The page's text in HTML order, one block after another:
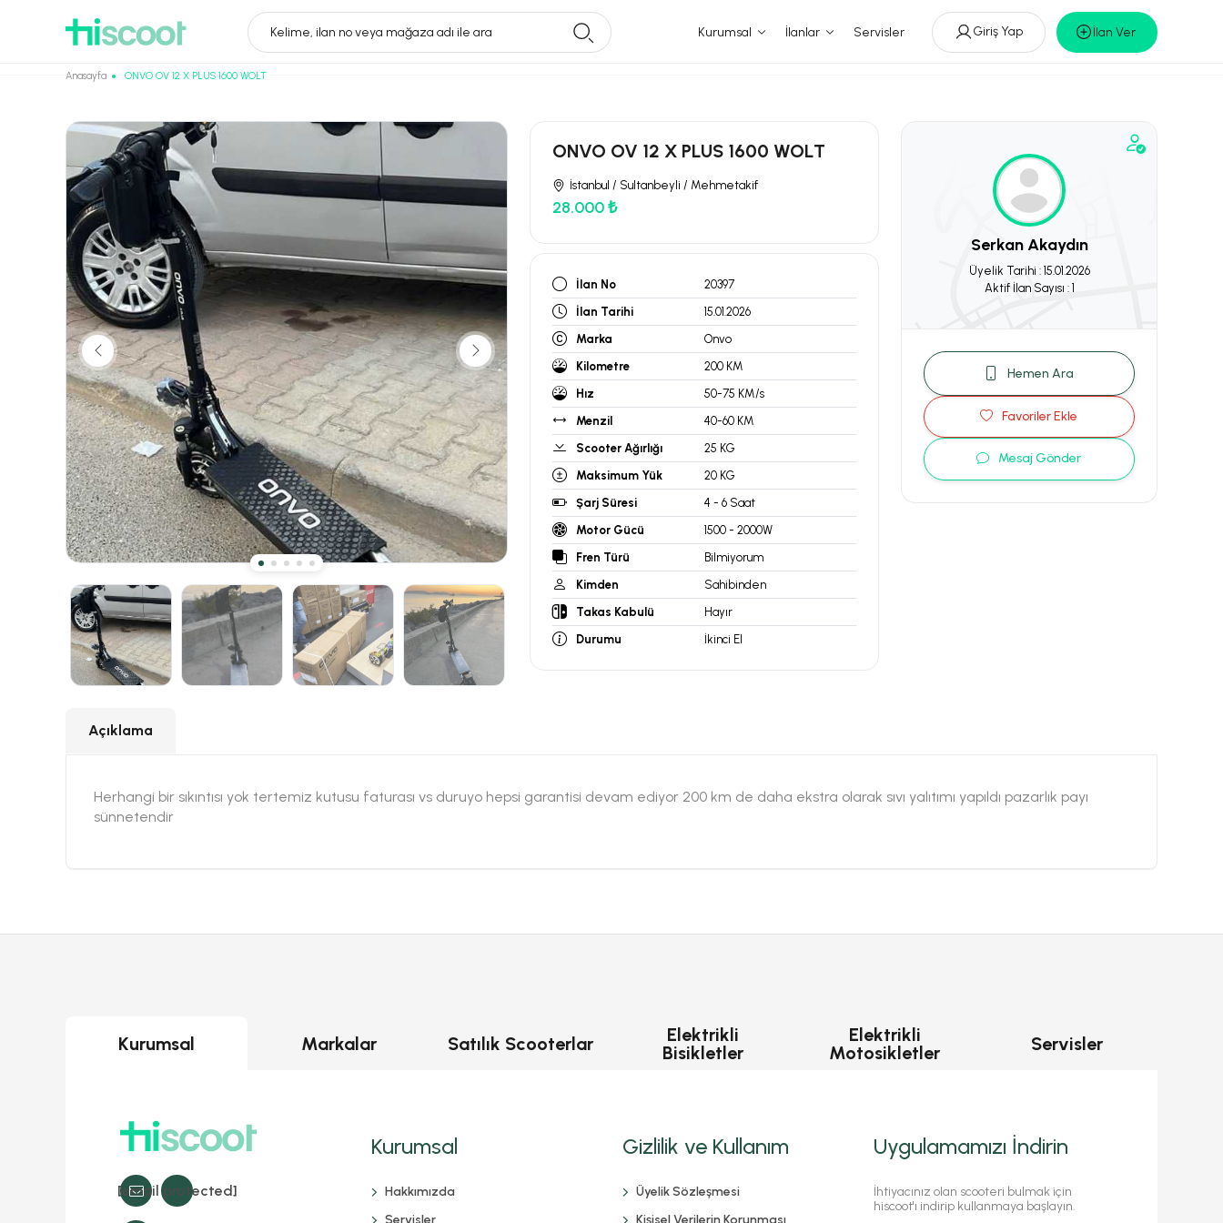
Kelime, ilan no veya mağaza adı ile ara Kurumsal İlanlar Servisler Giriş Yap İlan Ver
Anasayfa ONVO OV 12 X PLUS 1600 WOLT
ONVO OV 12 X PLUS 1600 WOLT
İstanbul / Sultanbeyli / Mehmetakif
28.000 ₺
İlan No
20397
İlan Tarihi
15.01.2026
Marka
Onvo
Kilometre
200 KM
Hız
50-75 KM/s
Menzil
40-60 KM
Scooter Ağırlığı
25 KG
Maksimum Yük
20 KG
Şarj Süresi
4 - 6 Saat
Motor Gücü
1500 - 2000W
Fren Türü
Bilmiyorum
Kimden
Sahibinden
Takas Kabulü
Hayır
Durumu
İkinci El
Serkan Akaydın
Üyelik Tarihi : 15.01.2026
Aktif İlan Sayısı : 1
Hemen Ara
Favoriler Ekle
Mesaj Gönder
Açıklama
Herhangi bir sıkıntısı yok tertemiz kutusu faturası vs duruyo hepsi garantisi devam ediyor 200 km de daha ekstra olarak sıvı yalıtımı yapıldı pazarlık payı
sünnetendir
Kurumsal Markalar Satılık Scooterlar
Elektrikli
Bisikletler
Elektrikli
Motosikletler
Servisler
[email protected]
Kurumsal
Hakkımızda
Servisler
Gizlilik ve Kullanım
Üyelik Sözleşmesi
Kişisel Verilerin Korunması
Uygulamamızı İndirin
İhtiyacınız olan scooteri bulmak için
hiscoot'ı indirip kullanmaya başlayın.